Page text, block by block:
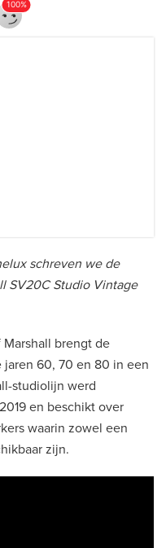
schreven we de
SV20C Studio Vintage
brengt de
jaren 60, 70 en 80 in een
studiolijn werd
en beschikt over
waarin zowel een
zijn.